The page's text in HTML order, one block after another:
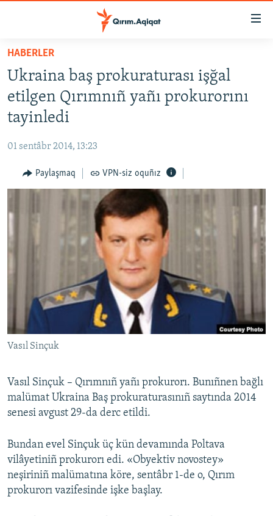
Esas
qaytmaq
Baş
navigatsiyağa
qaytmaq
Qıdıruvğa
HABERLER
SİYASET
İQTİSADİYAT
MEDENİYET
İNSAN AQLARI
VİDEO
BLOGLAR
Русский
Українською
QOŞULIÑIZ!
RFE/RS bütün saytları
HABERLER
Ukraina baş prokuraturası işğal
etilgen Qırımnıñ yañı prokurorını
tayinledi
01 sentâbr 2014, 13:23
Paylaşmaq VPN-siz oquñız
Vasıl Sinçuk
Vasıl Sinçuk – Qırımnıñ yañı prokurorı. Bunıñnen bağlı
malümat Ukraina Baş prokuraturasınıñ saytında 2014
senesi avgust 29-da derc etildi.
Bundan evel Sinçuk üç kün devamında Poltava
vilâyetiniñ prokurorı edi. «Obyektiv novostey»
neşiriniñ malümatına köre, sentâbr 1-de o, Qırım
prokurorı vazifesinde işke başlay.